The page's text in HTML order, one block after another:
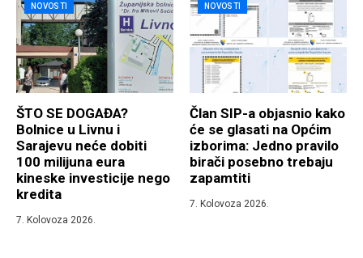
NOVOSTI
ŠTO SE DOGAĐA?
Bolnice u Livnu i
Sarajevu neće dobiti
100 milijuna eura
kineske investicije nego
kredita
7. Kolovoza 2026.
NOVOSTI
Član SIP-a objasnio kako
će se glasati na Općim
izborima: Jedno pravilo
birači posebno trebaju
zapamtiti
7. Kolovoza 2026.